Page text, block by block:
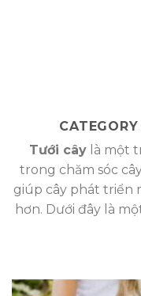
Tưới câylà một
trong chăm sóc
giúp cây phát triển
hơn. Dưới đây là